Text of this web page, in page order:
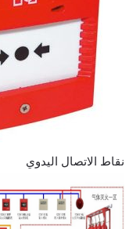
نقاط الاتصال اليدوي